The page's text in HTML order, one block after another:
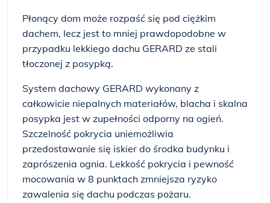
Płonący dom może rozpaść się pod ciężkim
dachem, lecz jest to mniej prawdopodobne w
przypadku lekkiego dachu GERARD ze stali
tłoczonej z posypką.
System dachowy GERARD wykonany z
całkowicie niepalnych materiałów, blacha i skalna
posypka jest w zupełności odporny na ogień.
Szczelność pokrycia uniemożliwia
przedostawanie się iskier do środka budynku i
zaprószenia ognia. Lekkość pokrycia i pewność
mocowania w 8 punktach zmniejsza ryzyko
zawalenia się dachu podczas pożaru.